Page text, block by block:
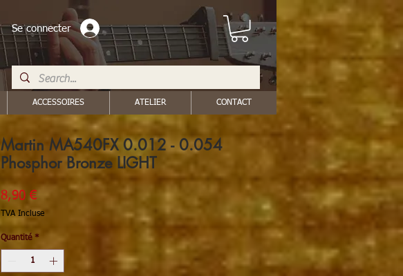
Se connecter
ACCESSOIRES ATELIER CONTACT
Martin MA540FX 0.012 - 0.054
Phosphor Bronze LIGHT
8,90 €Prix
TVA Incluse
Quantité *